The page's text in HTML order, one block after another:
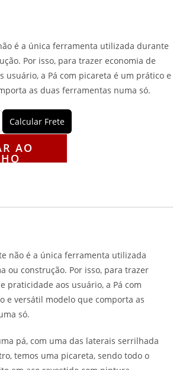
é a única ferramenta utilizada durante
Por isso, para trazer economia de
usuário, a Pá com picareta é um prático e
as duas ferramentas numa só.
Calcular Frete
AO
não é a única ferramenta utilizada
ou construção. Por isso, para trazer
praticidade aos usuário, a Pá com
e versátil modelo que comporta as
só.
pá, com uma das laterais serrilhada
temos uma picareta, sendo todo o